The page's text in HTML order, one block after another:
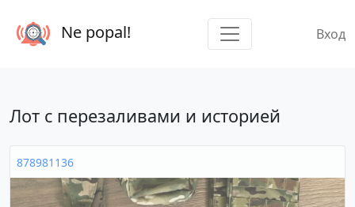
Ne popal! Вход
Лот с перезаливами и историей
878981136